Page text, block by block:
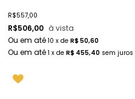
R$557,00
R$506,00 à vista
10 x de R$ 50,60
1 x de R$ 455,40 sem juros